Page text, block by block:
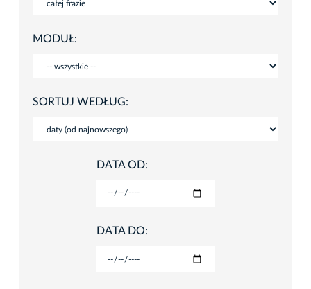
MODUŁ:
SORTUJ WEDŁUG:
DATA OD:
DATA DO: